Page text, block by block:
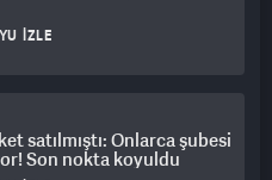
İZLE
satılmıştı: Onlarca şubesi
Son nokta koyuldu